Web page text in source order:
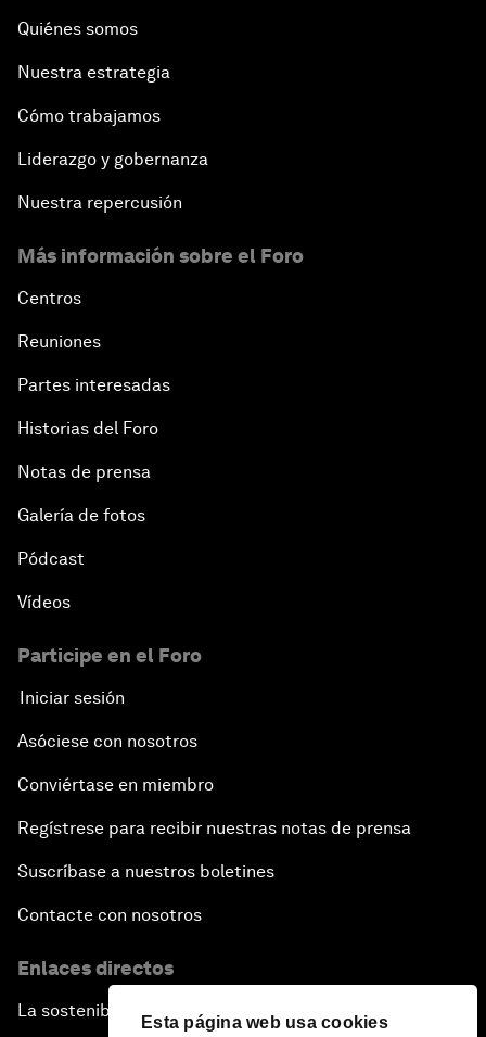
Esta página web usa cookies
Quiénes somos
Nuestra estrategia
Cómo trabajamos
Liderazgo y gobernanza
Nuestra repercusión
Más información sobre el Foro
Centros
Reuniones
Partes interesadas
Historias del Foro
Notas de prensa
Galería de fotos
Pódcast
Vídeos
Participe en el Foro
Iniciar sesión
Asóciese con nosotros
Conviértase en miembro
Regístrese para recibir nuestras notas de prensa
Suscríbase a nuestros boletines
Contacte con nosotros
Enlaces directos
La sostenibilidad en el Foro